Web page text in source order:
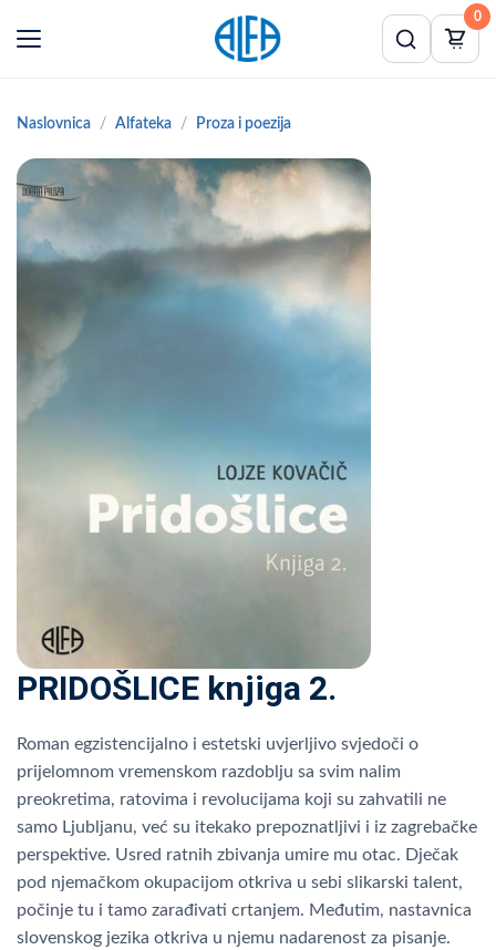
0
Naslovnica Alfateka Proza i poezija
PRIDOŠLICE knjiga 2.
Roman egzistencijalno i estetski uvjerljivo svjedoči o
prijelomnom vremenskom razdoblju sa svim nalim
preokretima, ratovima i revolucijama koji su zahvatili ne
samo Ljubljanu, već su itekako prepoznatljivi i iz zagrebačke
perspektive. Usred ratnih zbivanja umire mu otac. Dječak
pod njemačkom okupacijom otkriva u sebi slikarski talent,
počinje tu i tamo zarađivati crtanjem. Međutim, nastavnica
slovenskog jezika otkriva u njemu nadarenost za pisanje.